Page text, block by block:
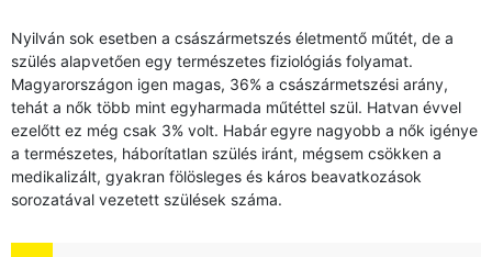
Nyilván sok esetben a császármetszés életmentő műtét, de a
szülés alapvetően egy természetes fiziológiás folyamat.
Magyarországon igen magas, 36% a császármetszési arány,
tehát a nők több mint egyharmada műtéttel szül. Hatvan évvel
ezelőtt ez még csak 3% volt. Habáregyre nagyobb a nők igénye
a természetes, háborítatlan szülés iránt, mégsem csökken a
medikalizált, gyakran fölösleges és káros beavatkozások
sorozatával vezetett szülések száma.